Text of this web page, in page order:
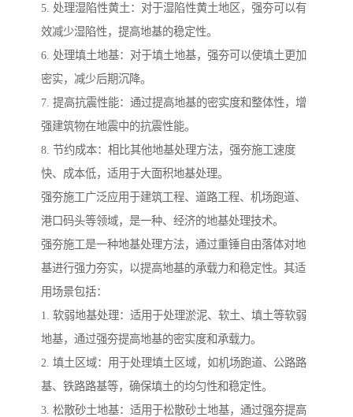
5. 处理湿陷性黄土：对于湿陷性黄土地区，强夯可以有
效减少湿陷性，提高地基的稳定性。
6. 处理填土地基：对于填土地基，强夯可以使填土更加
密实，减少后期沉降。
7. 提高抗震性能：通过提高地基的密实度和整体性，增
强建筑物在地震中的抗震性能。
8. 节约成本：相比其他地基处理方法，强夯施工速度
快、成本低，适用于大面积地基处理。
强夯施工广泛应用于建筑工程、道路工程、机场跑道、
港口码头等领域，是一种、经济的地基处理技术。
强夯施工是一种地基处理方法，通过重锤自由落体对地
基进行强力夯实，以提高地基的承载力和稳定性。其适
用场景包括：
1. 软弱地基处理：适用于处理淤泥、软土、填土等软弱
地基，通过强夯提高地基的密实度和承载力。
2. 填土区域：用于处理填土区域，如机场跑道、公路路
基、铁路路基等，确保填土的均匀性和稳定性。
3. 松散砂土地基：适用于松散砂土地基，通过强夯提高